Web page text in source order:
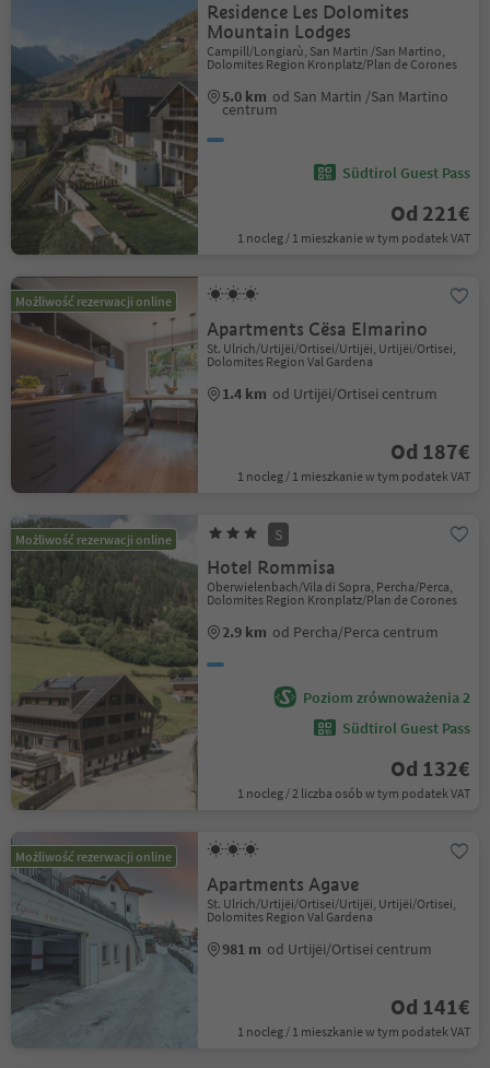
Residence Les Dolomites
Mountain Lodges
Campill/Longiarù, San Martin /San Martino,
Dolomites Region Kronplatz/Plan de Corones
5.0 km od San Martin /San Martino
centrum
Südtirol Guest Pass
Od 221€
1 nocleg / 1 mieszkanie w tym podatek VAT
Możliwość rezerwacji online
Apartments Cësa Elmarino
St. Ulrich/Urtijëi/Ortisei/Urtijëi, Urtijëi/Ortisei,
Dolomites Region Val Gardena
1.4 km od Urtijëi/Ortisei centrum
Od 187€
1 nocleg / 1 mieszkanie w tym podatek VAT
Możliwość rezerwacji online S
Hotel Rommisa
Oberwielenbach/Vila di Sopra, Percha/Perca,
Dolomites Region Kronplatz/Plan de Corones
2.9 km od Percha/Perca centrum
Poziom zrównoważenia 2
Südtirol Guest Pass
Od 132€
1 nocleg / 2 liczba osób w tym podatek VAT
Możliwość rezerwacji online
Apartments Agave
St. Ulrich/Urtijëi/Ortisei/Urtijëi, Urtijëi/Ortisei,
Dolomites Region Val Gardena
981 m od Urtijëi/Ortisei centrum
Od 141€
1 nocleg / 1 mieszkanie w tym podatek VAT